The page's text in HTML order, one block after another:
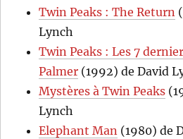
Twin Peaks : The Return
Lynch
Twin Peaks : Les 7
Palmer (1992) de David
Mystères à Twin Peaks
Lynch
Elephant Man (1980) de